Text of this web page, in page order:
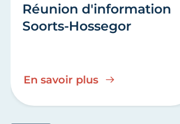
Réunion d'information
Soorts-Hossegor
En savoir plus